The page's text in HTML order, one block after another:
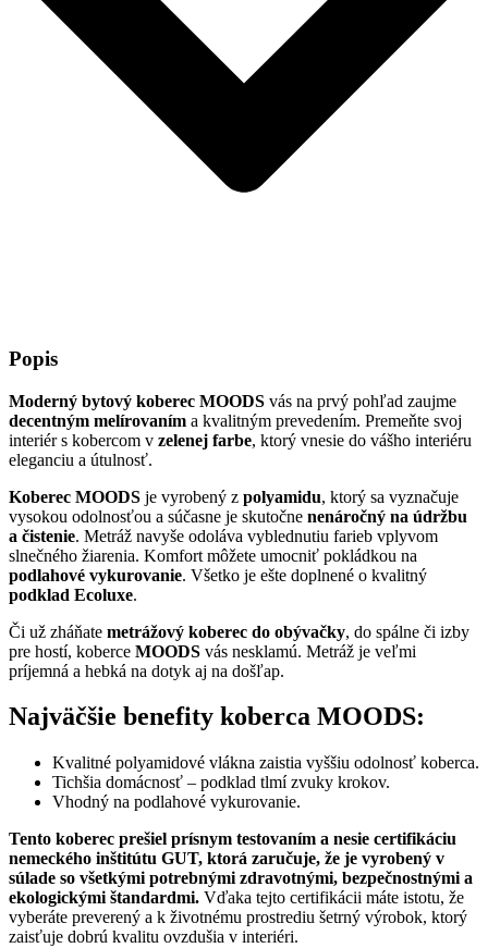
Popis
Moderný bytový koberec MOODS vás na prvý pohľad zaujme
decentným melírovaním a kvalitným prevedením. Premeňte svoj
interiér s kobercom v zelenej farbe, ktorý vnesie do vášho interiéru
eleganciu a útulnosť.
Koberec MOODS je vyrobený z polyamidu, ktorý sa vyznačuje
vysokou odolnosťou a súčasne je skutočne nenáročný na údržbu
a čistenie. Metráž navyše odoláva vyblednutiu farieb vplyvom
slnečného žiarenia. Komfort môžete umocniť pokládkou na
podlahové vykurovanie. Všetko je ešte doplnené o kvalitný
podklad Ecoluxe.
Či už zháňate metrážový koberec do obývačky, do spálne či izby
pre hostí, koberce MOODS vás nesklamú. Metráž je veľmi
príjemná a hebká na dotyk aj na došľap.
Najväčšie benefity koberca MOODS:
Kvalitné polyamidové vlákna zaistia vyššiu odolnosť koberca.
Tichšia domácnosť – podklad tlmí zvuky krokov.
Vhodný na podlahové vykurovanie.
Tento koberec prešiel prísnym testovaním a nesie certifikáciu
nemeckého inštitútu GUT, ktorá zaručuje, že je vyrobený v
súlade so všetkými potrebnými zdravotnými, bezpečnostnými a
ekologickými štandardmi. Vďaka tejto certifikácii máte istotu, že
vyberáte preverený a k životnému prostrediu šetrný výrobok, ktorý
zaisťuje dobrú kvalitu ovzdušia v interiéri.